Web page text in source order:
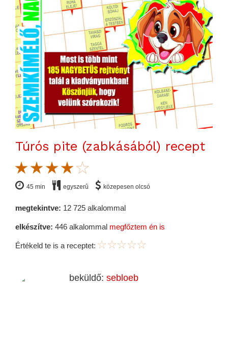
Túrós pite (zabkásából) recept
45 min egyszerû közepesen olcsó
megtekintve: 12 725 alkalommal
elkészítve: 446 alkalommal megfőztem én is
Értékeld te is a receptet:
beküldő: sebloeb